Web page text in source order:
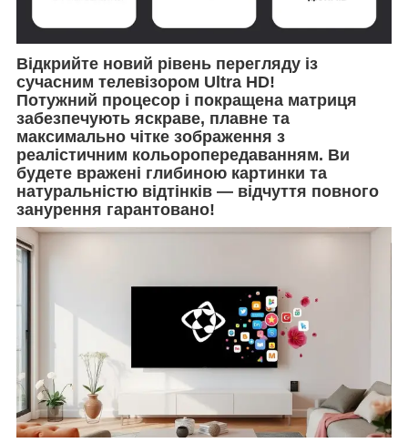
Відкрийте новий рівень перегляду із
сучасним телевізором Ultra HD!
Потужний процесор і покращена матриця
забезпечують яскраве, плавне та
максимально чітке зображення з
реалістичним кольоропередаванням. Ви
будете вражені глибиною картинки та
натуральністю відтінків — відчуття повного
занурення гарантовано!